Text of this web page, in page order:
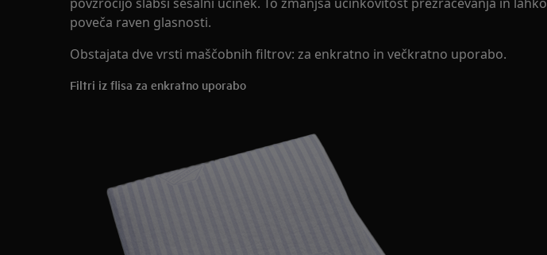
poveča raven glasnosti.
Obstajata dve vrsti maščobnih filtrov: za enkratno in večkratno uporabo.
Filtri iz flisa za enkratno uporabo